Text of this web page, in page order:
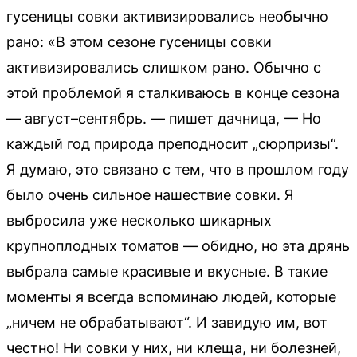
гусеницы совки активизировались необычно
рано: «В этом сезоне гусеницы совки
активизировались слишком рано. Обычно с
этой проблемой я сталкиваюсь в конце сезона
— август–сентябрь. — пишет дачница, — Но
каждый год природа преподносит „сюрпризы“.
Я думаю, это связано с тем, что в прошлом году
было очень сильное нашествие совки. Я
выбросила уже несколько шикарных
крупноплодных томатов — обидно, но эта дрянь
выбрала самые красивые и вкусные. В такие
моменты я всегда вспоминаю людей, которые
„ничем не обрабатывают“. И завидую им, вот
честно! Ни совки у них, ни клеща, ни болезней,